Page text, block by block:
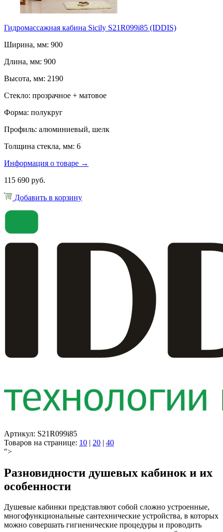
Гидромассажная кабина Sicily S21R099i85 (IDDIS)
Ширина, мм: 900
Длина, мм: 900
Высота, мм: 2190
Стекло: прозрачное + матовое
Форма: полукруг
Профиль: алюминиевый, шелк
Толщина стекла, мм: 6
Информация о товаре →
115 690 руб.
Добавить в корзину
Артикул: S21R099i85
Товаров на странице: 10 | 20 | 40
">
Разновидности душевых кабинок и их
особенности
Душевые кабинки представляют собой сложно устроенные,
многофункциональные сантехнические устройства, в которых
можно совершать гигиенические процедуры и проводить